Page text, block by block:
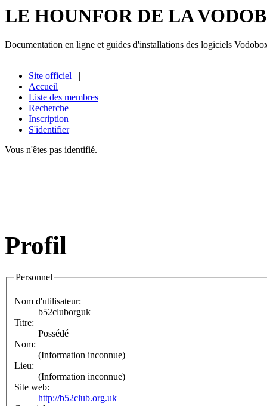
LE HOUNFOR DE LA
Documentation en ligne et guides d'installations des logiciels
Site officiel |
Accueil
Liste des membres
Recherche
Inscription
S'identifier
Vous n'êtes pas identifié.
Profil
Personnel
Nom d'utilisateur:
b52cluborguk
Titre:
Possédé
Nom:
(Information inconnue)
Lieu:
(Information inconnue)
Site web:
http://b52club.org.uk